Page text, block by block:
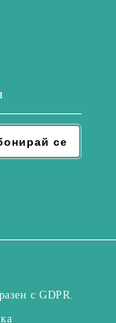
с GDPR.